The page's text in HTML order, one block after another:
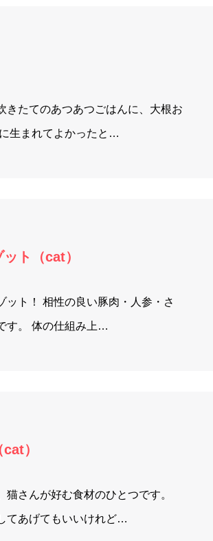
きたてのあつあつごはんに、大根お
生まれてよかったと…
ト（cat）
ット！ 相性の良い豚肉・人参・さ
す。 体の仕組み上…
）
さんが好む食材のひとつです。
てあげてもいいけれど…